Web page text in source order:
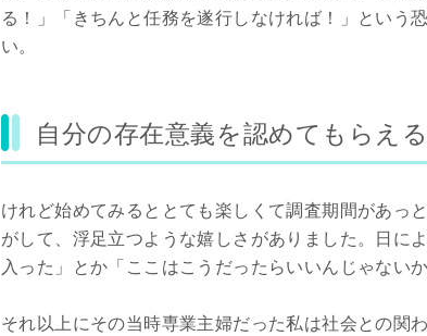
る！」「きちんと任務を遂行しなければ！」という
い。
自分の存在意義を認めてもらえ
けれど始めてみるととても楽しくて調査期間があっ
がして、浮足立つような嬉しさがありました。日に
入った」とか「ここはこうだったらいいんじゃない
それ以上にその当時専業主婦だった私は社会との関